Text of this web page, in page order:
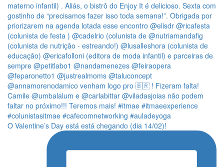
O Valentine’s Day está está chegando (dia 14/02)!